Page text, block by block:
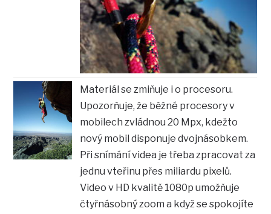
Materiál se zmiňuje i o procesoru.
Upozorňuje, že běžné procesory v
mobilech zvládnou 20 Mpx, kdežto
nový mobil disponuje dvojnásobkem.
Při snímání videa je třeba zpracovat za
jednu vteřinu přes miliardu pixelů.
Video v HD kvalitě 1080p umožňuje
čtyřnásobný zoom a když se spokojíte